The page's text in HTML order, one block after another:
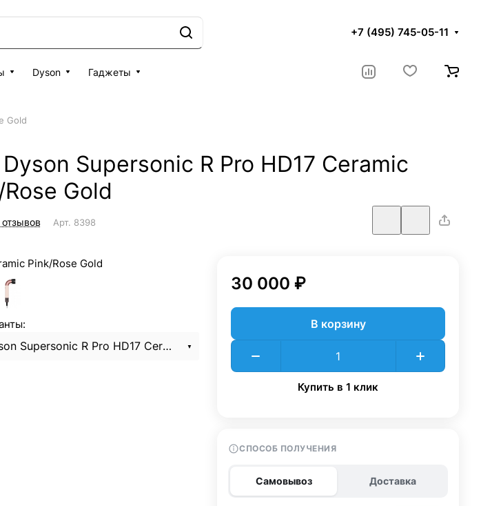
+7 (495) 745-05-11
Dyson Гаджеты
Gold
Supersonic R Pro HD17 Ceramic
Gold
Арт. 8398
Pink/Rose Gold
Фен Dyson Supersonic R Pro HD17 Ceramic Pink/Rose Gold
30 000 ₽
В корзину
Купить в 1 клик
СПОСОБ ПОЛУЧЕНИЯ
Самовывоз Доставка